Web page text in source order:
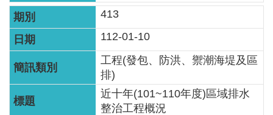
專
屬
網
站
府
413
112-01-10
工程(發包、防洪、禦潮海堤及區
排)
近十年(101~110年度)區域排水
整治工程概況